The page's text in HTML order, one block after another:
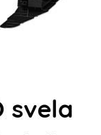
svela